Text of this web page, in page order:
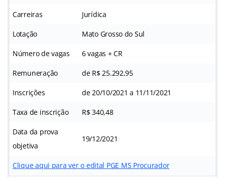
Carreiras Jurídica
Lotação Mato Grosso do Sul
Número de vagas 6 vagas + CR
Remuneração de R$ 25.292,95
Inscrições de 20/10/2021 a 11/11/2021
Taxa de inscrição R$ 340,48
Data da prova
objetiva
19/12/2021
Clique aqui para ver o edital PGE MS Procurador